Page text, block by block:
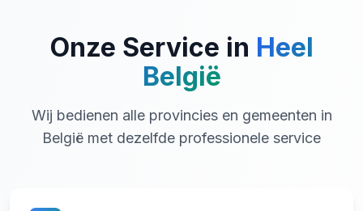
Onze Service in Heel
België
Wij bedienen alle provincies en gemeenten in
België met dezelfde professionele service